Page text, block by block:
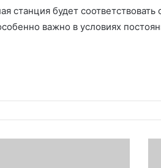
станция будет
важно в условиях